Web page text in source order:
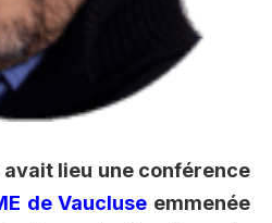
lieu une conférence
de Vaucluse emmenée